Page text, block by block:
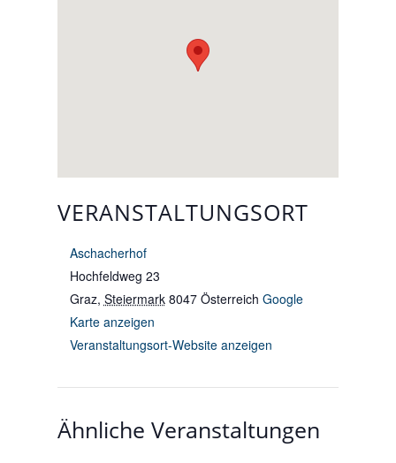
VERANSTALTUNGSORT
Aschacherhof
Hochfeldweg 23
Graz, Steiermark 8047 Österreich Google
Karte anzeigen
Veranstaltungsort-Website anzeigen
Ähnliche Veranstaltungen